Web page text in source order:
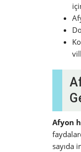
Afyon
sayıda